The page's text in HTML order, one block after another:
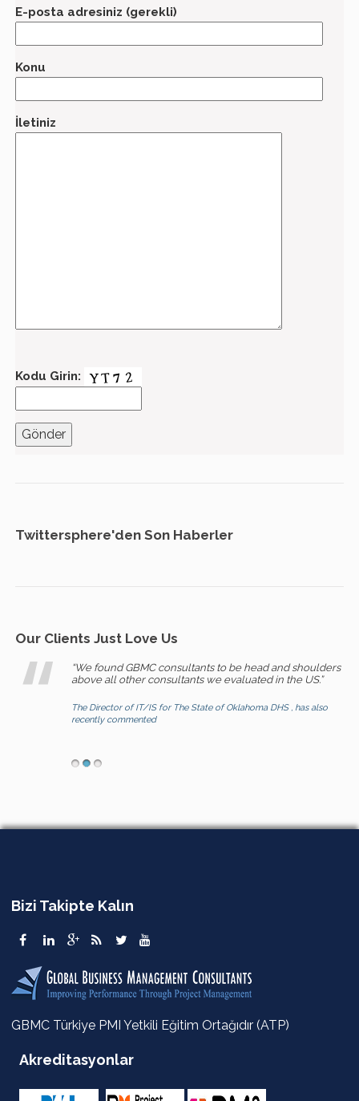
E-posta adresiniz (gerekli)
Konu
İletiniz
Kodu Girin:
Twittersphere'den Son Haberler
Our Clients Just Love Us
“We found GBMC consultants to be head and shoulders
above all other consultants we evaluated in the US.”
The Director of IT/IS for The State of Oklahoma DHS , has also
recently commented
Bizi Takipte Kalın
GBMC Türkiye PMI Yetkili Eğitim Ortağıdır (ATP)
Akreditasyonlar